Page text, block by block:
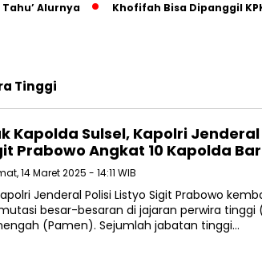
Alurnya Khofifah Bisa Dipanggil KPK,
Tinggi
Kapolda Sulsel, Kapolri Jenderal
Prabowo Angkat 10 Kapolda
14 Maret 2025 - 14:11 WIB
Jenderal Polisi Listyo Sigit Prabowo
besar-besaran di jajaran perwira tinggi
(Pamen). Sejumlah jabatan tinggi…